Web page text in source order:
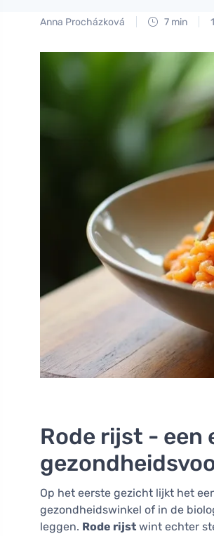
Anna Procházková 7 min
Rode rijst - een
Op het eerste gezicht lijkt het
gezondheidswinkel of in de
leggen. Rode rijst wint echter